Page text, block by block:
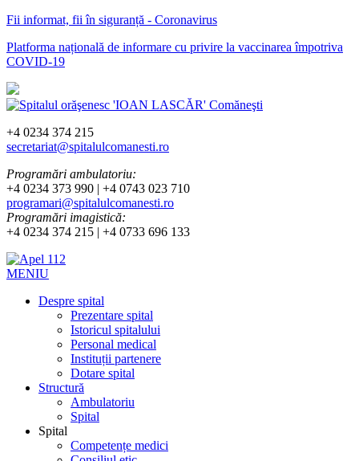
Fii informat, fii în siguranță - Coronavirus
Platforma națională de informare cu privire la vaccinarea împotriva
COVID-19
+4 0234 374 215
secretariat@spitalulcomanesti.ro
Programări ambulatoriu:
+4 0234 373 990 | +4 0743 023 710
programari@spitalulcomanesti.ro
Programări imagistică:
+4 0234 374 215 | +4 0733 696 133
MENIU
Despre spital
Prezentare spital
Istoricul spitalului
Personal medical
Instituții partenere
Dotare spital
Structură
Ambulatoriu
Spital
Spital
Competențe medici